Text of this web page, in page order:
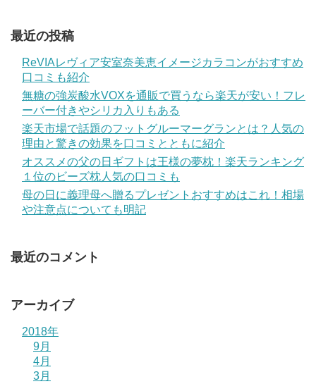
最近の投稿
ReVIAレヴィア安室奈美恵イメージカラコンがおすすめ
口コミも紹介
無糖の強炭酸水VOXを通販で買うなら楽天が安い！フレ
ーバー付きやシリカ入りもある
楽天市場で話題のフットグルーマーグランとは？人気の
理由と驚きの効果を口コミとともに紹介
オススメの父の日ギフトは王様の夢枕！楽天ランキング
１位のビーズ枕人気の口コミも
母の日に義理母へ贈るプレゼントおすすめはこれ！相場
や注意点についても明記
最近のコメント
アーカイブ
2018年
9月
4月
3月